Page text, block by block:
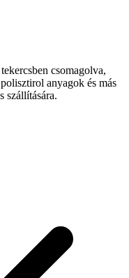
csomagolva,
anyagok és más
szállítására.